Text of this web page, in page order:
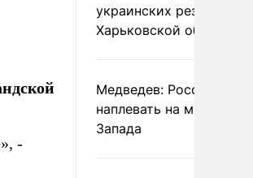
-
украинских резервов в
Харьковской области
Медведев: России
наплевать на мнение
Запада